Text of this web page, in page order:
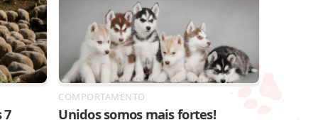
7
COMPORTAMENTO
Unidos somos mais fortes!